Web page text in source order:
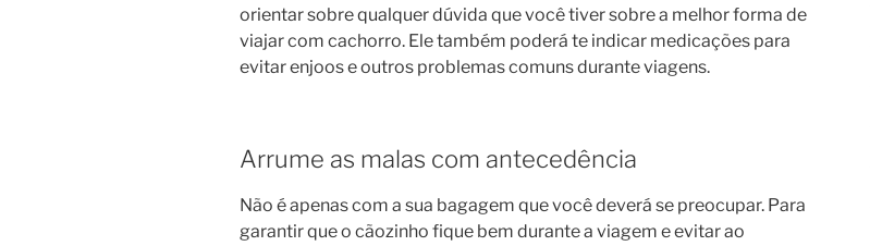
orientar sobre qualquer dúvida que você tiver sobre a melhor forma de
viajar com cachorro. Ele também poderá te indicar medicações para
evitar enjoos e outros problemas comuns durante viagens.
Arrume as malas com antecedência
Não é apenas com a sua bagagem que você deverá se preocupar. Para
garantir que o cãozinho fique bem durante a viagem e evitar ao